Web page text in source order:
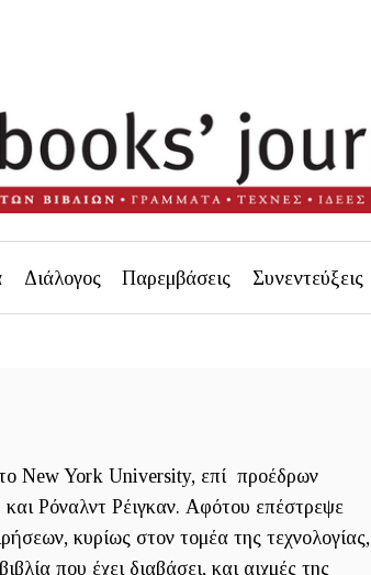
Διάλογος Παρεμβάσεις Συνεντεύξεις
New York University, επί προέδρων
Ρόναλντ Ρέιγκαν. Αφότου επέστρεψε
κυρίως στον τομέα της τεχνολογίας,
που έχει διαβάσει, και αιχμές της